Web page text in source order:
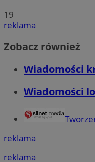
19
reklama
Zobacz również
Wiadomości
Wiadomości
reklama
reklama